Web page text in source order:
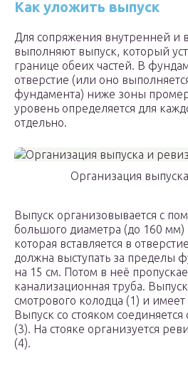
Как уложить выпуск
Для сопряжения внутренней и
выполняют выпуск, который
границе обеих частей. В
отверстие (или оно
фундамента) ниже зоны
уровень определяется для
отдельно.
Организация
Выпуск организовывается с
большого диаметра (до 160 мм)
которая вставляется в
должна выступать за пределы
на 15 см. Потом в неё
канализационная труба. Выпуск
смотрового колодца (1) и
Выпуск со стояком
(3). На стояке организуется
(4).